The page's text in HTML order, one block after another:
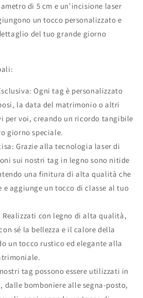
di 5 cm e un'incisione laser
un tocco personalizzato e
del tuo grande giorno
Ogni tag è personalizzato
la data del matrimonio o altri
voi, creando un ricordo tangibile
giorno speciale.
Grazie alla tecnologia laser di
sui nostri tag in legno sono nitide
una finitura di alta qualità che
aggiunge un tocco di classe al tuo
con legno di alta qualità,
sé la bellezza e il calore della
un tocco rustico ed elegante alla
tag possono essere utilizzati in
dalle bomboniere alle segna-posto,